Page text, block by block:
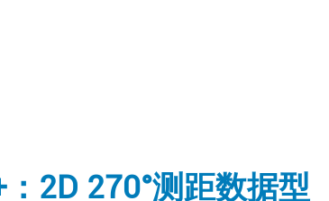
2D 270°测距数据型